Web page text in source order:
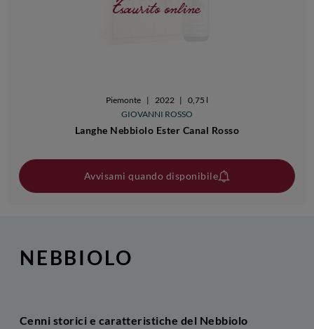
Esaurito online
Piemonte | 2022 | 0,75 l
GIOVANNI ROSSO
Langhe Nebbiolo Ester Canal Rosso
Avvisami quando disponibile
NEBBIOLO
Cenni storici e caratteristiche del Nebbiolo